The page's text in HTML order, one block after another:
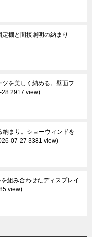
定棚と間接照明の納まり
ツを美しく納める。壁面フ
28 2917 view
納まり。ショーウィンドを
07-27 3381 view
組み合わせたディスプレイ
view